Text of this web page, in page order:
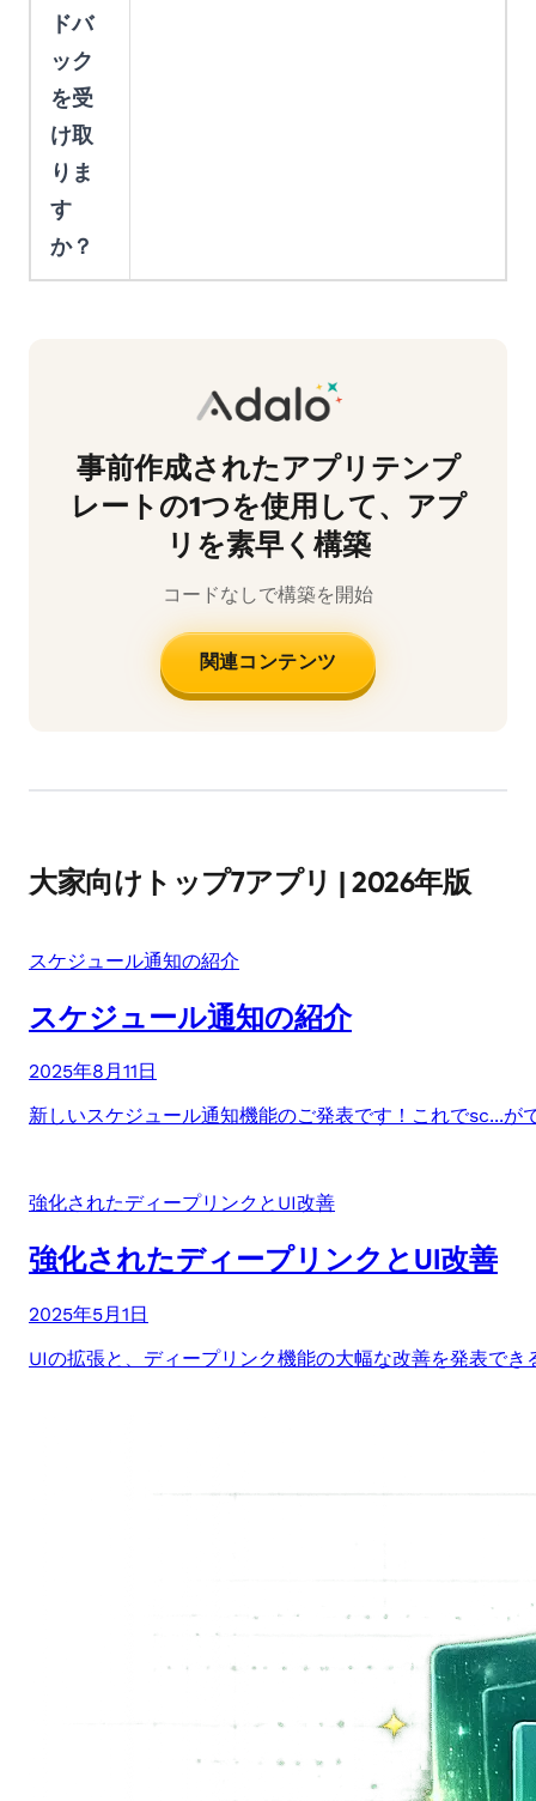
ドバ
ック
を受
け取
りま
す
か？
事前作成されたアプリテンプ
レートの1つを使用して、アプ
リを素早く構築
コードなしで構築を開始
関連コンテンツ
大家向けトップ7アプリ | 2026年版
スケジュール通知の紹介
スケジュール通知の紹介
2025年8月11日
新しいスケジュール通知機能のご発表です！これでsc...が
強化されたディープリンクとUI改善
強化されたディープリンクとUI改善
2025年5月1日
UIの拡張と、ディープリンク機能の大幅な改善を発表でき